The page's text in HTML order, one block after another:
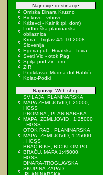
Najnovije destinacije
Omiska Dinara Kruzno
Biokovo - vrhovi
Križevci - Kalnik (pl. dom)
Ludbreška planinarska
obilaznica
Krma - Triglav 4/5.10.2008
Slovenija
Egeria put - Hrvatska - Iovia
Sveti Vid - otok Pag
Spilja pod Zir - om
ZIR
Podkilavac-Mudna dol-Hahlići-
Kolac-Podki
Najnovije Web shop
SVILAJA, PLANINARSKA
MAPA ZEMLJOVID,1:25000,
HGSS
PROMINA , PLANINARSKA
MAPA, ZEMLJOVID , 1:25000
, HGSS
OTOK RAB , PLANINARSKA
MAPA, ZEMLJOVID, 1:25000
, HGSS
BRAČ BIKE, BICIKLOM PO
BRAČU, MAPA 1:45000,
HGSS
DINARA-TROGLAVSKA
SKUPINA-ZAPAD